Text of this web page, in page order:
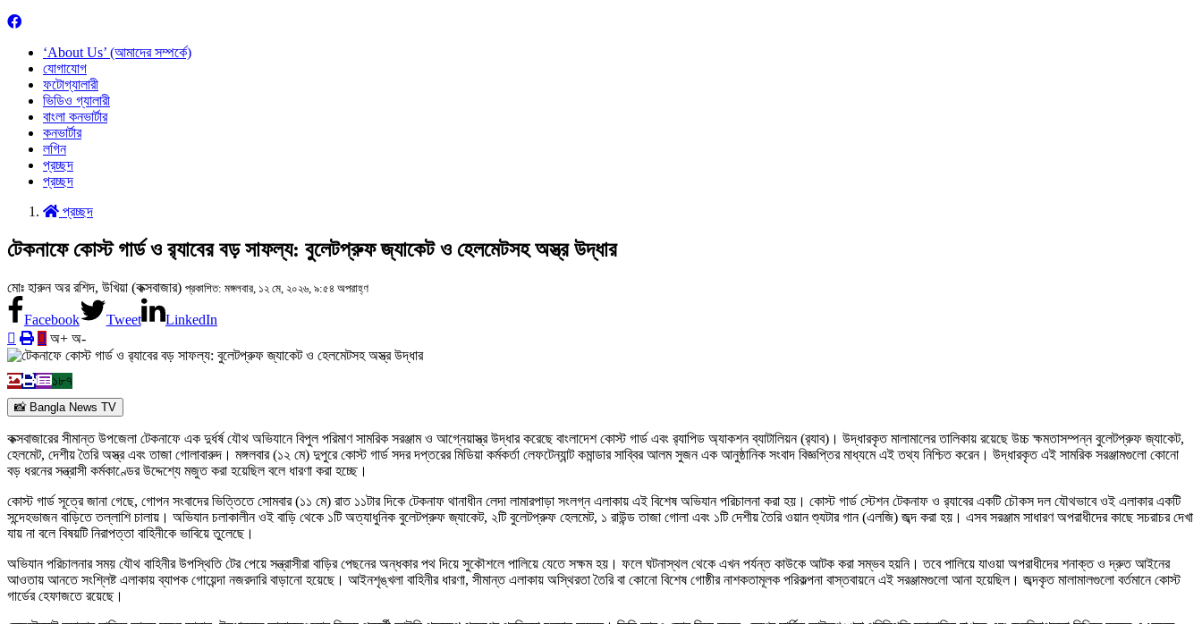
‘About Us’ (আমাদের সম্পর্কে)
যোগাযোগ
ফটোগ্যালারী
ভিডিও গ্যালারী
বাংলা কনভার্টার
কনভার্টার
লগিন
প্রচ্ছদ
প্রচ্ছদ
প্রচ্ছদ
টেকনাফে কোস্ট গার্ড ও র‍্যাবের বড় সাফল্য: বুলেটপ্রুফ জ্যাকেট ও হেলমেটসহ অস্ত্র উদ্ধার
মোঃ হারুন অর রশিদ, উখিয়া (কক্সবাজার) প্রকাশিত: মঙ্গলবার, ১২ মে, ২০২৬, ৯:৫৪ অপরাহ্ণ
Facebook Tweet
LinkedIn
অ+ অ-
১৮৭
📸 Bangla News TV
কক্সবাজারের সীমান্ত উপজেলা টেকনাফে এক দুর্ধর্ষ যৌথ অভিযানে বিপুল পরিমাণ সামরিক সরঞ্জাম ও আগ্নেয়াস্ত্র উদ্ধার করেছে বাংলাদেশ কোস্ট গার্ড এবং র‍্যাপিড অ্যাকশন ব্যাটালিয়ন (র‍্যাব)। উদ্ধারকৃত মালামালের তালিকায় রয়েছে উচ্চ ক্ষমতাসম্পন্ন বুলেটপ্রুফ জ্যাকেট,
হেলমেট, দেশীয় তৈরি অস্ত্র এবং তাজা গোলাবারুদ। মঙ্গলবার (১২ মে) দুপুরে কোস্ট গার্ড সদর দপ্তরের মিডিয়া কর্মকর্তা লেফটেন্যান্ট কমান্ডার সাব্বির আলম সুজন এক আনুষ্ঠানিক সংবাদ বিজ্ঞপ্তির মাধ্যমে এই তথ্য নিশ্চিত করেন। উদ্ধারকৃত এই সামরিক সরঞ্জামগুলো কোনো
বড় ধরনের সন্ত্রাসী কর্মকাণ্ডের উদ্দেশ্যে মজুত করা হয়েছিল বলে ধারণা করা হচ্ছে।
কোস্ট গার্ড সূত্রে জানা গেছে, গোপন সংবাদের ভিত্তিতে সোমবার (১১ মে) রাত ১১টার দিকে টেকনাফ থানাধীন লেদা লামারপাড়া সংলগ্ন এলাকায় এই বিশেষ অভিযান পরিচালনা করা হয়। কোস্ট গার্ড স্টেশন টেকনাফ ও র‍্যাবের একটি চৌকস দল যৌথভাবে ওই এলাকার একটি
সন্দেহভাজন বাড়িতে তল্লাশি চালায়। অভিযান চলাকালীন ওই বাড়ি থেকে ১টি অত্যাধুনিক বুলেটপ্রুফ জ্যাকেট, ২টি বুলেটপ্রুফ হেলমেট, ১ রাউন্ড তাজা গোলা এবং ১টি দেশীয় তৈরি ওয়ান শ্যুটার গান (এলজি) জব্দ করা হয়। এসব সরঞ্জাম সাধারণ অপরাধীদের কাছে সচরাচর দেখা
যায় না বলে বিষয়টি নিরাপত্তা বাহিনীকে ভাবিয়ে তুলেছে।
অভিযান পরিচালনার সময় যৌথ বাহিনীর উপস্থিতি টের পেয়ে সন্ত্রাসীরা বাড়ির পেছনের অন্ধকার পথ দিয়ে সুকৌশলে পালিয়ে যেতে সক্ষম হয়। ফলে ঘটনাস্থল থেকে এখন পর্যন্ত কাউকে আটক করা সম্ভব হয়নি। তবে পালিয়ে যাওয়া অপরাধীদের শনাক্ত ও দ্রুত আইনের
আওতায় আনতে সংশ্লিষ্ট এলাকায় ব্যাপক গোয়েন্দা নজরদারি বাড়ানো হয়েছে। আইনশৃঙ্খলা বাহিনীর ধারণা, সীমান্ত এলাকায় অস্থিরতা তৈরি বা কোনো বিশেষ গোষ্ঠীর নাশকতামূলক পরিকল্পনা বাস্তবায়নে এই সরঞ্জামগুলো আনা হয়েছিল। জব্দকৃত মালামালগুলো বর্তমানে কোস্ট
গার্ডের হেফাজতে রয়েছে।